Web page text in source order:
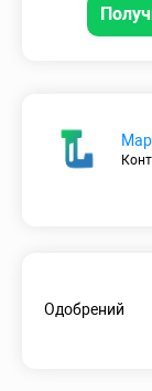
Одобрений